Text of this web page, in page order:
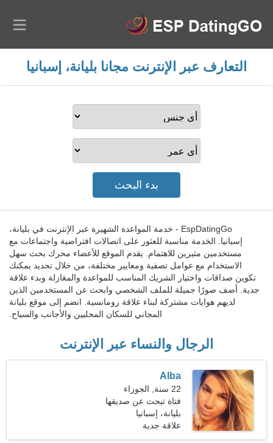
التعارف عبر الإنترنت مجانا بليانة، إسبانيا
EspDatingGo - خدمة المواعدة الشهيرة عبر الإنترنت في بليانة،
إسبانيا. الخدمة مناسبة للعثور على اتصالات افتراضية واجتماعات مع
مستخدمين مثيرين للاهتمام. يقدم الموقع للأعضاء محرك بحث سهل
الاستخدام مع عوامل تصفية ومعايير مختلفة، من خلال تحديد يمكنك
تكوين صداقات واختيار الشريك المناسب للمواعدة والمغازلة وبدء علاقة
جدية. أضف صورًا جميلة للملف الشخصي وابحث عن المستخدمين الذين
لديهم هوايات مشتركة لبناء علاقة رومانسية. انضم إلى موقع بليانة
المجاني للسكان المحليين والأجانب والسياح.
الرجال والنساء عبر الإنترنت
Alba
22 سنة, الجوزاء
فتاة تبحث عن صديقها
بليانة، إسبانيا
علاقة جدية